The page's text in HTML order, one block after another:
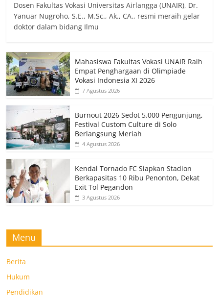
Dosen Fakultas Vokasi Universitas Airlangga (UNAIR), Dr.
Yanuar Nugroho, S.E., M.Sc., Ak., CA., resmi meraih gelar
doktor dalam bidang Ilmu
Mahasiswa Fakultas Vokasi UNAIR Raih
Empat Penghargaan di Olimpiade
Vokasi Indonesia XI 2026
7 Agustus 2026
Burnout 2026 Sedot 5.000 Pengunjung,
Festival Custom Culture di Solo
Berlangsung Meriah
4 Agustus 2026
Kendal Tornado FC Siapkan Stadion
Berkapasitas 10 Ribu Penonton, Dekat
Exit Tol Pegandon
3 Agustus 2026
Menu
Berita
Hukum
Pendidikan